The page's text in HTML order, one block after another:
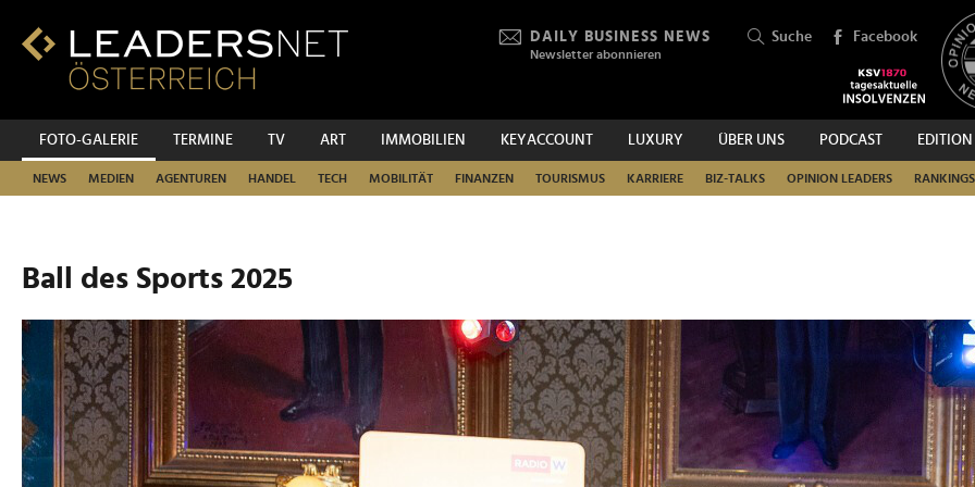
Inhalt
Fußzeilen-
Hauptnavigation
DAILY BUSINESS NEWS
Newsletter abonnieren
Suche Facebook
FOTO-GALERIE TERMINE TV ART IMMOBILIEN KEYACCOUNT LUXURY ÜBER UNS PODCAST EDITION
NEWS MEDIEN AGENTUREN HANDEL TECH MOBILITÄT FINANZEN TOURISMUS KARRIERE BIZ-TALKS OPINION LEADERS RANKINGS
SUCHEN
Ball des Sports 2025